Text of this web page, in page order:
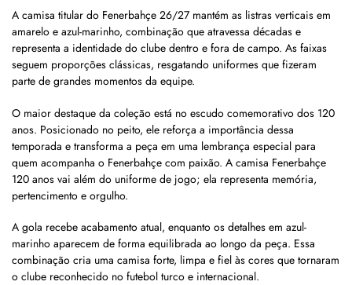
A camisa titular do Fenerbahçe 26/27 mantém as listras verticais em
amarelo e azul-marinho, combinação que atravessa décadas e
representa a identidade do clube dentro e fora de campo. As faixas
seguem proporções clássicas, resgatando uniformes que fizeram
parte de grandes momentos da equipe.
O maior destaque da coleção está no escudo comemorativo dos 120
anos. Posicionado no peito, ele reforça a importância dessa
temporada e transforma a peça em uma lembrança especial para
quem acompanha o Fenerbahçe com paixão. A camisa Fenerbahçe
120 anos vai além do uniforme de jogo; ela representa memória,
pertencimento e orgulho.
A gola recebe acabamento atual, enquanto os detalhes em azul-
marinho aparecem de forma equilibrada ao longo da peça. Essa
combinação cria uma camisa forte, limpa e fiel às cores que tornaram
o clube reconhecido no futebol turco e internacional.